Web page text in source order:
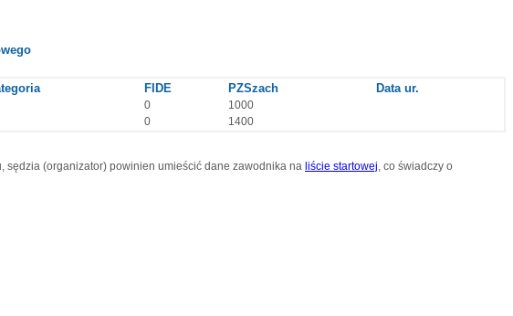
FIDE PZSzach Data ur.
0
1000
0 1400
sędzia (organizator) powinien umieścić dane zawodnika na liście startowej , co świadczy o